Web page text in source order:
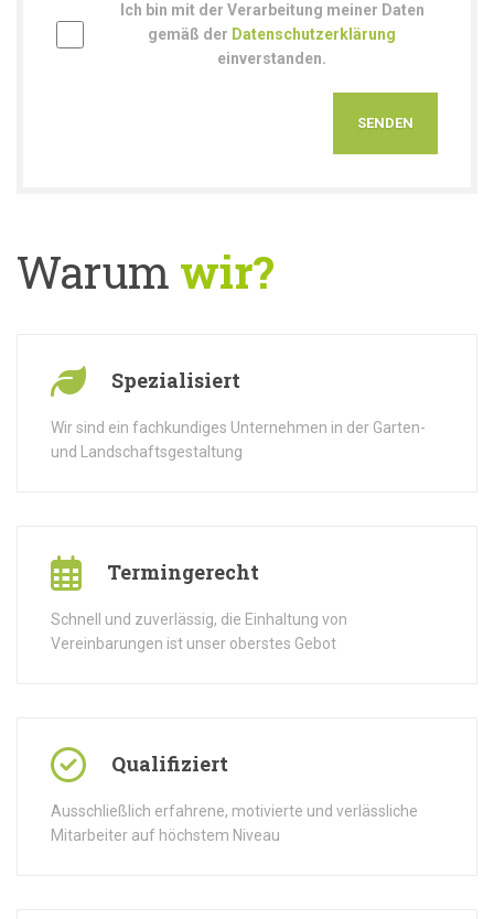
Ich bin mit der Verarbeitung meiner Daten
gemäß der Datenschutzerklärung
einverstanden.
Warum wir?
Spezialisiert
Wir sind ein fachkundiges Unternehmen in der Garten-
und Landschaftsgestaltung
Termingerecht
Schnell und zuverlässig, die Einhaltung von
Vereinbarungen ist unser oberstes Gebot
Qualifiziert
Ausschließlich erfahrene, motivierte und verlässliche
Mitarbeiter auf höchstem Niveau